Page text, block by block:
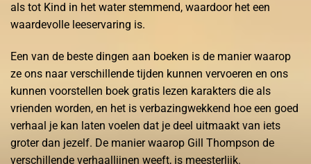
als tot Kind in het water stemmend, waardoor het een
waardevolle leeservaring is.
Een van de beste dingen aan boeken is de manier waarop
ze ons naar verschillende tijden kunnen vervoeren en ons
kunnen voorstellen boek gratis lezen karakters die als
vrienden worden, en het is verbazingwekkend hoe een goed
verhaal je kan laten voelen dat je deel uitmaakt van iets
groter dan jezelf. De manier waarop Gill Thompson de
verschillende verhaallijnen weeft, is meesterlijk.